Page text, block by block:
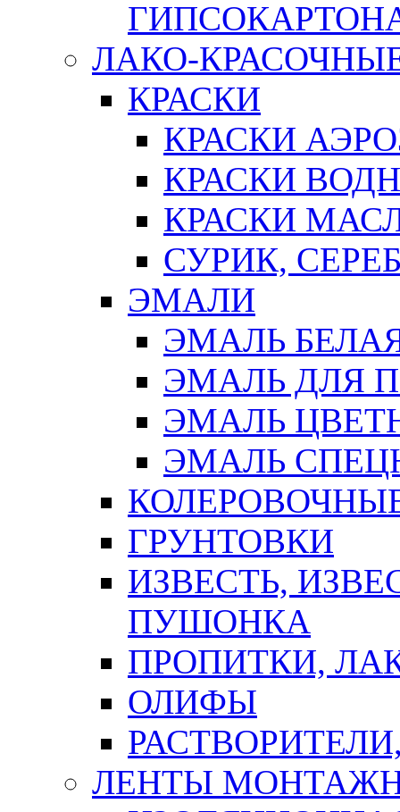
ЛАКО-
КРАСКИ
КРАСКИ
КРАСКИ
КРАСКИ
СУРИК,
ЭМАЛИ
ЭМАЛЬ
ЭМАЛЬ ДЛЯ
ЭМАЛЬ
ЭМАЛЬ
ГРУНТОВКИ
ИЗВЕСТЬ,
ПУШОНКА
ПРОПИТКИ,
ОЛИФЫ
ЛЕНТЫ